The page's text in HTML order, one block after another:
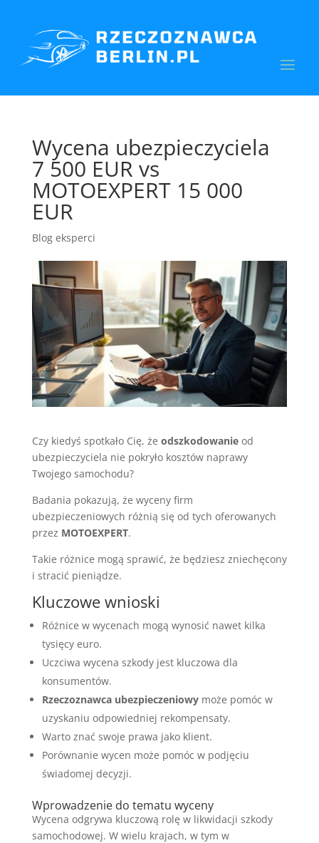
Wycena ubezpieczyciela
7 500 EUR vs
MOTOEXPERT 15 000
EUR
Blog eksperci
Czy kiedyś spotkało Cię, że odszkodowanieod
ubezpieczyciela nie pokryło kosztów naprawy
Twojego samochodu?
Badania pokazują, że wyceny firm
ubezpieczeniowych różnią się od tych oferowanych
przez MOTOEXPERT.
Takie różnice mogą sprawić, że będziesz zniechęcony
i stracić pieniądze.
Kluczowe wnioski
Różnice w wycenach mogą wynosić nawet kilka
tysięcy euro.
Uczciwa wycena szkody jest kluczowa dla
konsumentów.
Rzeczoznawca ubezpieczeniowymoże pomóc w
uzyskaniu odpowiedniej rekompensaty.
Warto znać swoje prawa jako klient.
Porównanie wycen może pomóc w podjęciu
świadomej decyzji.
Wprowadzenie do tematu wyceny
Wycena odgrywa kluczową rolę w likwidacji szkody
samochodowej. W wielu krajach, w tym w